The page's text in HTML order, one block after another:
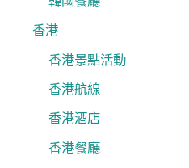
香港
香港景點活動
香港航線
香港酒店
香港餐廳